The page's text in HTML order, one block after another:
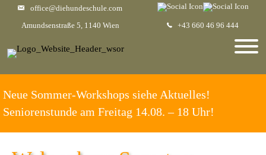
office@diehundeschule.com
+43 660 46 96 444
Amundsenstraße 5, 1140 Wien
Neue Sommer-Workshops siehe Aktuelles!
Seniorenstunde am Freitag 14.08. – 18 Uhr!